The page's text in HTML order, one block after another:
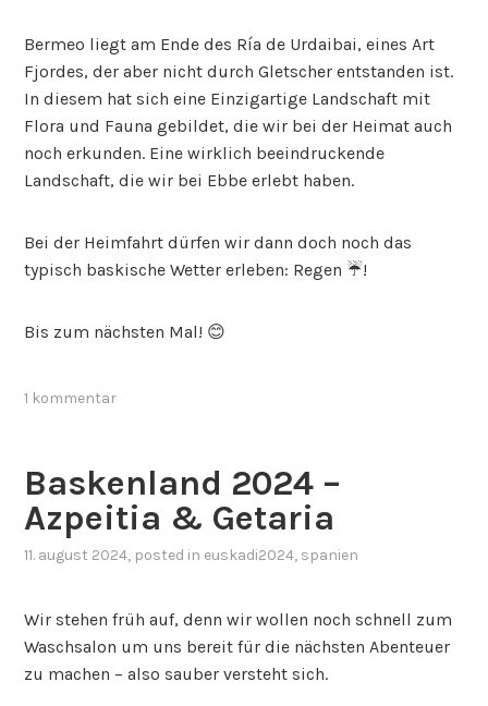
Bermeo liegt am Ende des Ría de Urdaibai, eines Art
Fjordes, der aber nicht durch Gletscher entstanden ist.
In diesem hat sich eine Einzigartige Landschaft mit
Flora und Fauna gebildet, die wir bei der Heimat auch
noch erkunden. Eine wirklich beeindruckende
Landschaft, die wir bei Ebbe erlebt haben.
Bei der Heimfahrt dürfen wir dann doch noch das
typisch baskische Wetter erleben: Regen ☔️!
Bis zum nächsten Mal! 😊
1 kommentar
Baskenland 2024 –
Azpeitia & Getaria
11. august 2024, posted in euskadi2024, spanien
Wir stehen früh auf, denn wir wollen noch schnell zum
Waschsalon um uns bereit für die nächsten Abenteuer
zu machen – also sauber versteht sich.